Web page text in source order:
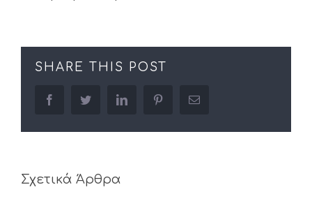
SHARE THIS POST
facebooktwitter linkedin pinterestEmail
Σχετικά Άρθρα